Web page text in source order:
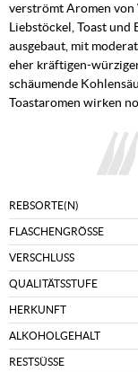
verströmt Aromen von
Liebstöckel, Toast und
ausgebaut, mit
eher kräftigen-
schäumende
Toastaromen wirken
REBSORTE(N)
FLASCHENGRÖSSE
VERSCHLUSS
QUALITÄTSSTUFE
HERKUNFT
ALKOHOLGEHALT
RESTSÜSSE